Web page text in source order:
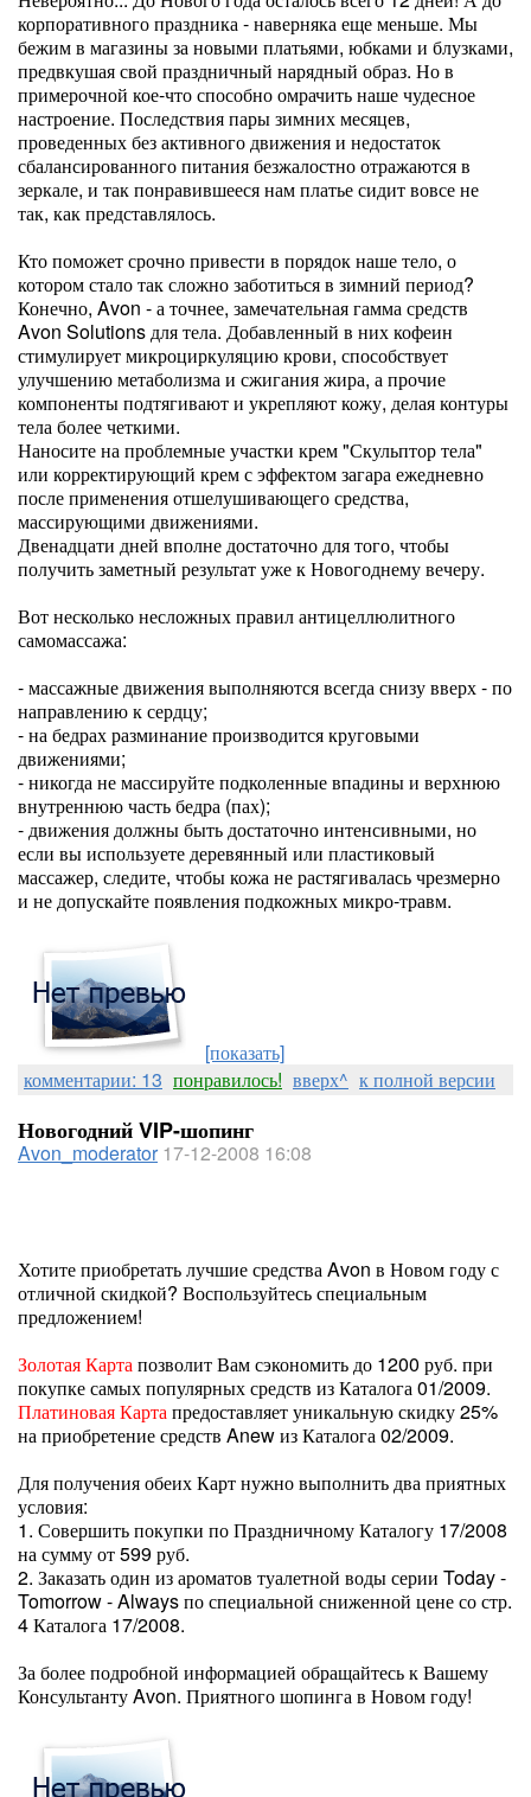
корпоративного праздника - наверняка еще меньше. Мы
бежим в магазины за новыми платьями, юбками и блузками,
предвкушая свой праздничный нарядный образ. Но в
примерочной кое-что способно омрачить наше чудесное
настроение. Последствия пары зимних месяцев,
проведенных без активного движения и недостаток
сбалансированного питания безжалостно отражаются в
зеркале, и так понравившееся нам платье сидит вовсе не
так, как представлялось.
Кто поможет срочно привести в порядок наше тело, о
котором стало так сложно заботиться в зимний период?
Конечно, Avon - а точнее, замечательная гамма средств
Avon Solutions для тела. Добавленный в них кофеин
стимулирует микроциркуляцию крови, способствует
улучшению метаболизма и сжигания жира, а прочие
компоненты подтягивают и укрепляют кожу, делая контуры
тела более четкими.
Наносите на проблемные участки крем "Скульптор тела"
или корректирующий крем с эффектом загара ежедневно
после применения отшелушивающего средства,
массирующими движениями.
Двенадцати дней вполне достаточно для того, чтобы
получить заметный результат уже к Новогоднему вечеру.
Вот несколько несложных правил антицеллюлитного
самомассажа:
- массажные движения выполняются всегда снизу вверх - по
направлению к сердцу;
- на бедрах разминание производится круговыми
движениями;
- никогда не массируйте подколенные впадины и верхнюю
внутреннюю часть бедра (пах);
- движения должны быть достаточно интенсивными, но
если вы используете деревянный или пластиковый
массажер, следите, чтобы кожа не растягивалась чрезмерно
и не допускайте появления подкожных микро-травм.
[показать]
комментарии: 13 понравилось! вверх^ к полной версии
Новогодний VIP-шопинг
Avon_moderator 17-12-2008 16:08
Хотите приобретать лучшие средства Avon в Новом году с
отличной скидкой? Воспользуйтесь специальным
предложением!
Золотая Картапозволит Вам сэкономить до 1200 руб. при
покупке самых популярных средств из Каталога 01/2009.
Платиновая Картапредоставляет уникальную скидку 25%
на приобретение средств Anew из Каталога 02/2009.
Для получения обеих Карт нужно выполнить два приятных
условия:
1. Совершить покупки по Праздничному Каталогу 17/2008
на сумму от 599 руб.
2. Заказать один из ароматов туалетной воды серии Today -
Tomorrow - Always по специальной сниженной цене со стр.
4 Каталога 17/2008.
За более подробной информацией обращайтесь к Вашему
Консультанту Avon. Приятного шопинга в Новом году!